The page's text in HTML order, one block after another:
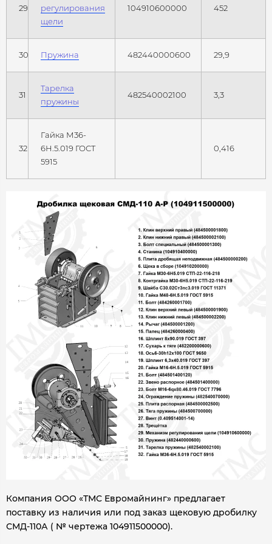
29
регулирования
щели
104910600000 452
30 Пружина 482440000600 29,9
31
Тарелка
пружины
482540002100 3,3
32
Гайка М36-
6Н.5.019 ГОСТ
5915
0,416
Компания ООО «ТМС Евромайнинг» предлагает
поставку из наличия или под заказ щековую дробилку
СМД-110А ( № чертежа 104911500000).